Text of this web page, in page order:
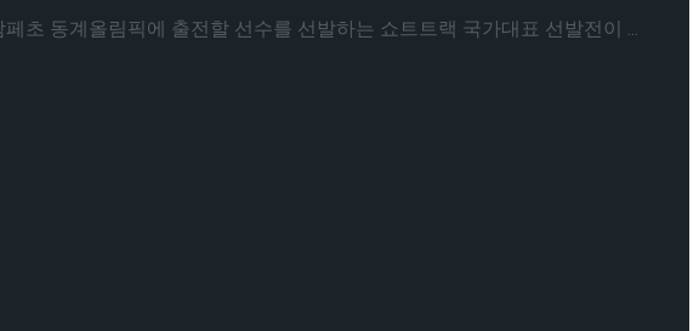
초 동계올림픽에 출전할 선수를 선발하는 쇼트트랙 국가대표 선발전이 ...